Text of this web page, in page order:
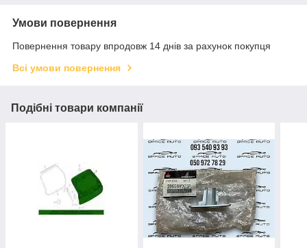
Умови повернення
Повернення товару впродовж 14 днів за рахунок покупця
Всі умови повернення
Подібні товари компанії